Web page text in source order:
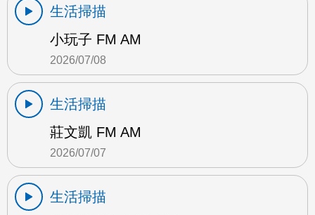
生活掃描
小玩子 FM AM
2026/07/08
生活掃描
莊文凱 FM AM
2026/07/07
生活掃描